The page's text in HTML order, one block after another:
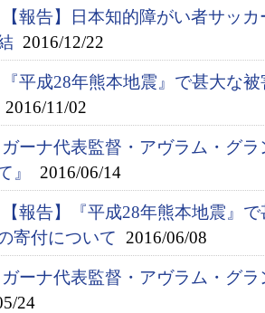
【報告】日本知的障がい者サッ
2016/12/22
『平成28年熊本地震』で甚大な
2016/11/02
ガーナ代表監督・アヴラム・グ
』
2016/06/14
【報告】『平成28年熊本地震』
寄付について 2016/06/08
ガーナ代表監督・アヴラム・グ
24